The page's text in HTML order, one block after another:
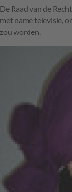
De Raad van de
met name televisie,
zou worden.